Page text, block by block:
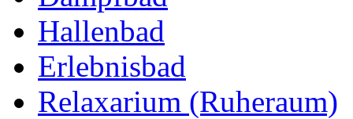
Hallenbad
Erlebnisbad
Relaxarium (Ruheraum)